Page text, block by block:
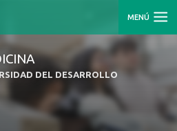
MENÚ
DEL DESARROLLO